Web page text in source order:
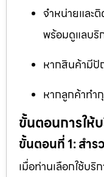
จำหน่ายและ
พร้อมดูแลบริ
หากสินค้ามีปั
หากลูกค้าทำ
ขั้นตอนการให้
ขั้นตอนที่ 1: สำ
เมื่อท่านเลือกใช้บ